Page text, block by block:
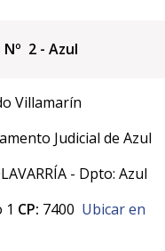
2 - Azul
Villamarín
Judicial de Azul
- Dpto: Azul
1 CP: 7400 Ubicar en